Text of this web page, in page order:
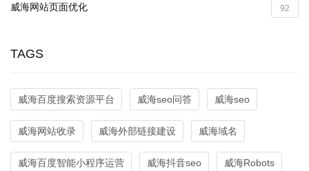
威海网站页面优化 92
TAGS
威海百度搜索资源平台 威海seo问答 威海seo
威海网站收录 威海外部链接建设 威海域名
威海百度智能小程序运营 威海抖音seo 威海Robots